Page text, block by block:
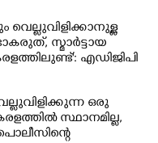
വെല്ലുവിളിക്കാനുള്ള
സ്മാർട്ടായ
എഡിജിപി
ഒരു
സ്ഥാനമില്ല,​